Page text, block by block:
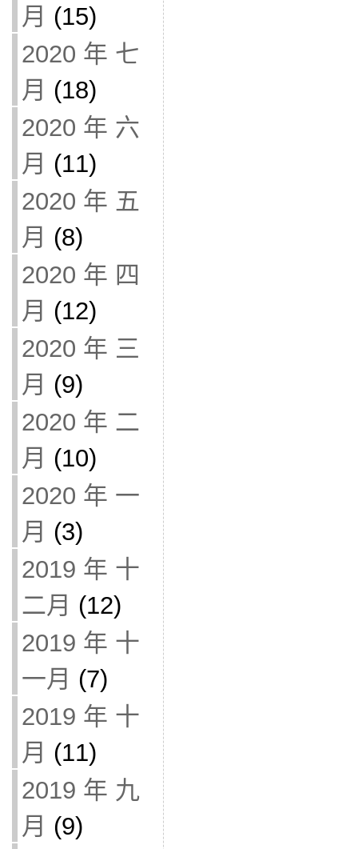
月 (15)
2020 年 七
月 (18)
2020 年 六
月 (11)
2020 年 五
月 (8)
2020 年 四
月 (12)
2020 年 三
月 (9)
2020 年 二
月 (10)
2020 年 一
月 (3)
2019 年 十
二月 (12)
2019 年 十
一月 (7)
2019 年 十
月 (11)
2019 年 九
月 (9)